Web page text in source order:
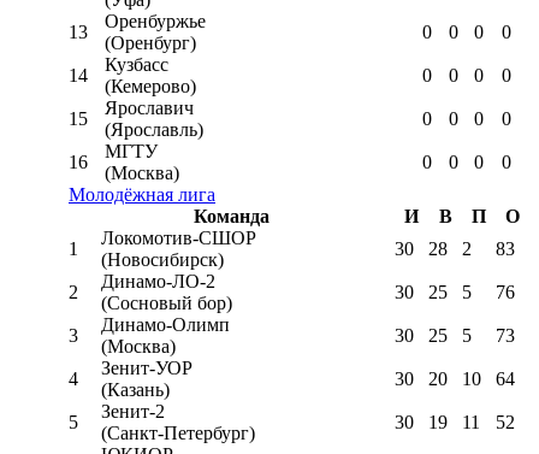
13
Оренбуржье
(Оренбург)
0 0 0 0
14
Кузбасс
(Кемерово)
0 0 0 0
15
Ярославич
(Ярославль)
0 0 0 0
16
МГТУ
(Москва)
0 0 0
0
Молодёжная лига
Команда
И В П
О
1
Локомотив-CШОР
(Новосибирск)
30 28 2 83
2
Динамо-ЛО-2
(Сосновый бор)
30 25 5 76
3
Динамо-Олимп
(Москва)
30 25 5 73
4
Зенит-УОР
(Казань)
30 20 10 64
5
Зенит-2
(Санкт-Петербург)
30 19 11 52